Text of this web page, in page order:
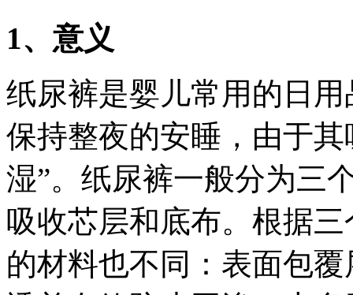
1、意义
纸尿裤是婴儿常用的日
保持整夜的安睡，由于
湿”。纸尿裤一般分为三
吸收芯层和底布。根据
的材料也不同：表面包